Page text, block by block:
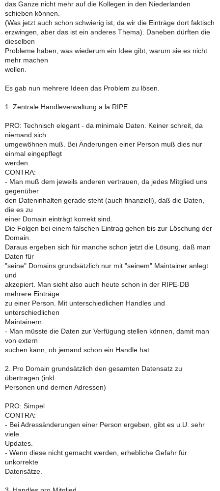
das Ganze nicht mehr auf die Kollegen in den Niederlanden
schieben können.
(Was jetzt auch schon schwierig ist, da wir die Einträge dort faktisch
erzwingen, aber das ist ein anderes Thema). Daneben dürften die
dieselben
Probleme haben, was wiederum ein Idee gibt, warum sie es nicht
mehr machen
wollen.
Es gab nun mehrere Ideen das Problem zu lösen.
1. Zentrale Handleverwaltung a la RIPE
PRO: Technisch elegant - da minimale Daten. Keiner schreit, da
niemand sich
umgewöhnen muß. Bei Änderungen einer Person muß dies nur
einmal eingepflegt
werden.
CONTRA:
- Man muß dem jeweils anderen vertrauen, da jedes Mitglied uns
gegenüber
den Dateninhalten gerade steht (auch finanziell), daß die Daten,
die es zu
einer Domain einträgt korrekt sind.
Die Folgen bei einem falschen Eintrag gehen bis zur Löschung der
Domain.
Daraus ergeben sich für manche schon jetzt die Lösung, daß man
Daten für
"seine" Domains grundsätzlich nur mit "seinem" Maintainer anlegt
und
akzepiert. Man sieht also auch heute schon in der RIPE-DB
mehrere Einträge
zu einer Person. Mit unterschiedlichen Handles und
unterschiedlichen
Maintainern.
- Man müsste die Daten zur Verfügung stellen können, damit man
von extern
suchen kann, ob jemand schon ein Handle hat.
2. Pro Domain grundsätzlich den gesamten Datensatz zu
übertragen (inkl.
Personen und dernen Adressen)
PRO: Simpel
CONTRA:
- Bei Adressänderungen einer Person ergeben, gibt es u.U. sehr
viele
Updates.
- Wenn diese nicht gemacht werden, erhebliche Gefahr für
unkorrekte
Datensätze.